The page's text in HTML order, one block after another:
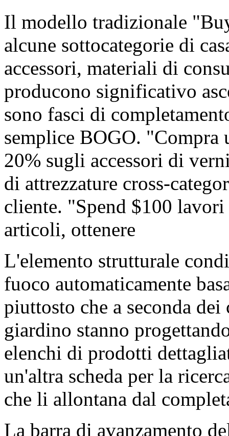
Il modello tradizionale
alcune sottocategorie di
accessori, materiali di
producono significativo
sono fasci di
semplice BOGO.
20% sugli accessori di
di attrezzature cross-
cliente. "Spend $100
articoli, ottenere
L'elemento strutturale
fuoco automaticamente
piuttosto che a seconda
giardino stanno
elenchi di prodotti
un'altra scheda per la
che li allontana dal
La barra di avanzamento